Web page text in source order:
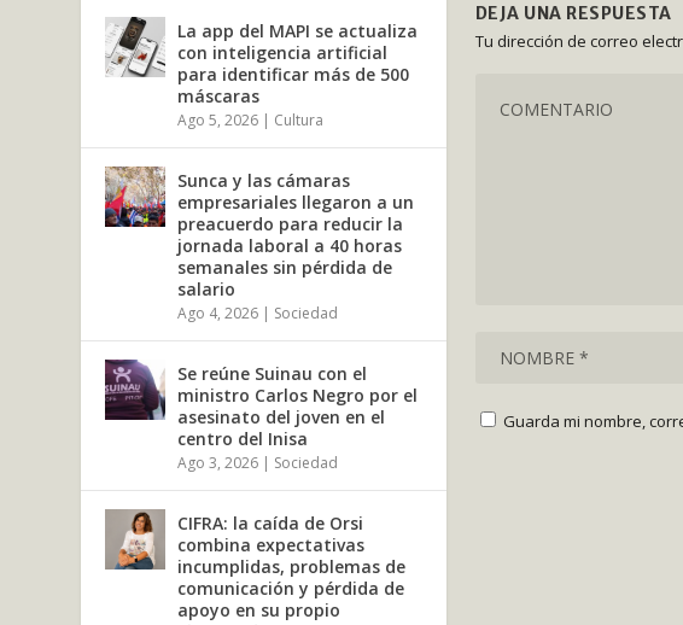
DEJA UNA RESPUESTA
Tu dirección de correo
Guarda mi nombre,
La app del MAPI se actualiza
con inteligencia artificial
para identificar más de 500
máscaras
Ago 5, 2026 | Cultura
Sunca y las cámaras
empresariales llegaron a un
preacuerdo para reducir la
jornada laboral a 40 horas
semanales sin pérdida de
salario
Ago 4, 2026 | Sociedad
Se reúne Suinau con el
ministro Carlos Negro por el
asesinato del joven en el
centro del Inisa
Ago 3, 2026 | Sociedad
CIFRA: la caída de Orsi
combina expectativas
incumplidas, problemas de
comunicación y pérdida de
apoyo en su propio